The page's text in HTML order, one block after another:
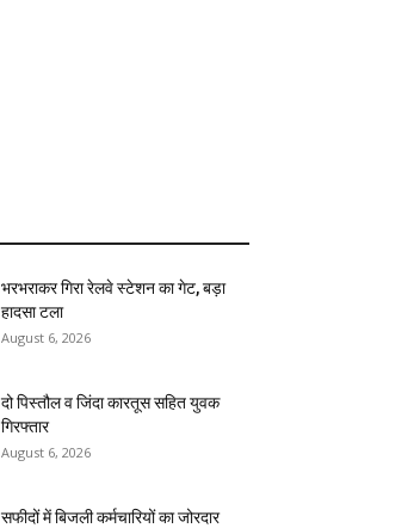
भरभराकर गिरा रेलवे स्टेशन का गेट, बड़ा
हादसा टला
August 6, 2026
दो पिस्तौल व जिंदा कारतूस सहित युवक
गिरफ्तार
August 6, 2026
सफीदों में बिजली कर्मचारियों का जोरदार